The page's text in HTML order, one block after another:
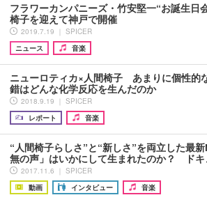
フラワーカンパニーズ・竹安堅一“お誕生日
椅子を迎えて神戸で開催
2019.7.19 ｜ SPICER
ニュース
音楽
ニューロティカ×人間椅子 あまりに個性的
錯はどんな化学反応を生んだのか
2018.9.19 ｜ SPICER
レポート
音楽
“人間椅子らしさ”と“新しさ”を両立した最
無の声」はいかにして生まれたのか？ ド
2017.11.6 ｜ SPICER
動画
インタビュー 音楽